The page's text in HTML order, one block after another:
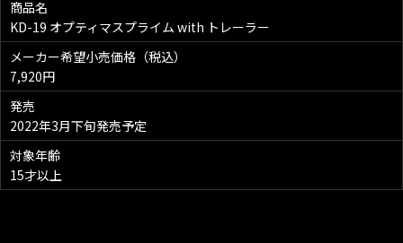
商品名
KD-19 オプティマスプライム with トレーラー
メーカー希望小売価格（税込）
7,920円
発売
2022年3月下旬発売予定
対象年齢
15才以上